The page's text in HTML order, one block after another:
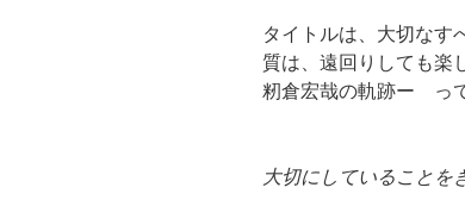
タイトルは、大切なす
質は、遠回りしても楽
籾倉宏哉の軌跡ー っ
大切にしていることを